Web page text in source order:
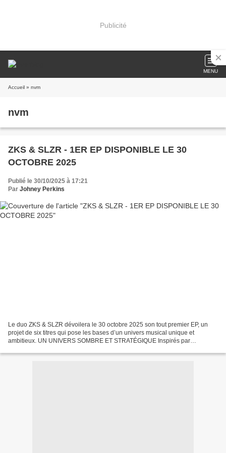
Publicité
MENU
Accueil » nvm
nvm
ZKS & SLZR - 1ER EP DISPONIBLE LE 30
OCTOBRE 2025
Publié le 30/10/2025 à 17:21
Par Johney Perkins
Le duo ZKS & SLZR dévoilera le 30 octobre 2025 son tout premier EP, un
projet de six titres qui pose les bases d’un univers musical unique et
ambitieux. UN UNIVERS SOMBRE ET STRATÉGIQUE Inspirés par